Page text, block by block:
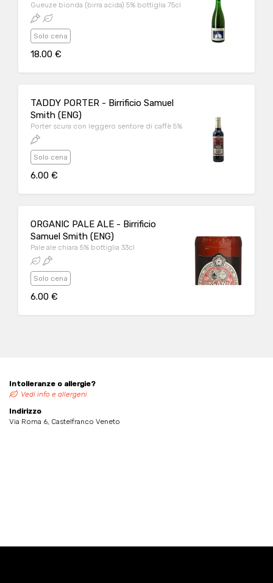
Gueuze bionda (birra acida) 5% bottiglia 75cl
Solo cena
18.00 €
TADDY PORTER - Birrificio Samuel
Smith (ENG)
Porter scura con leggero sentore di caffè 5%
Solo cena
6.00 €
ORGANIC PALE ALE - Birrificio
Samuel Smith (ENG)
Pale ale chiara 5% bottiglia 33cl
Solo cena
6.00 €
Intolleranze o allergie?
Vedi info e allergeni
Indirizzo
Via Roma 6, Castelfranco Veneto